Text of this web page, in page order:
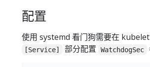
配置
使用 systemd 看门狗需要在
[Service] 部分配置 WatchdogSec